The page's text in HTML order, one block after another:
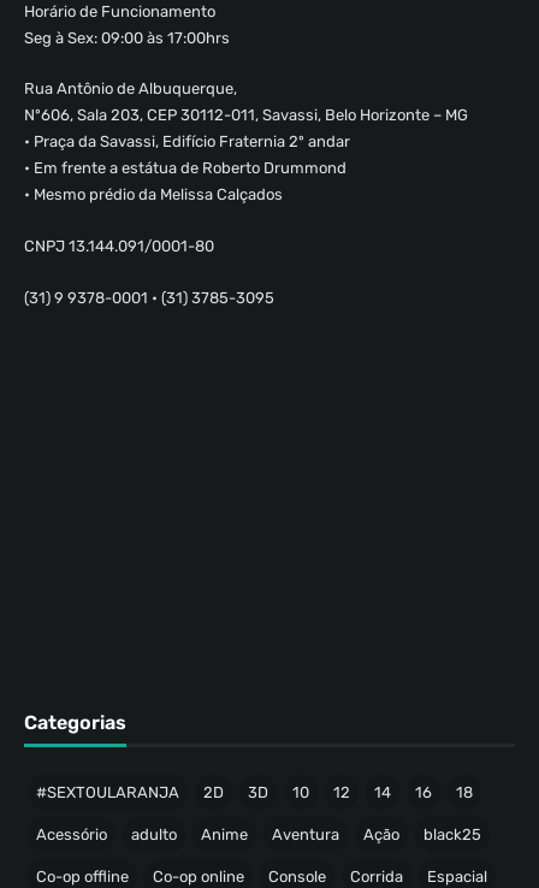
Horário de Funcionamento
Seg à Sex: 09:00 às 17:00hrs
Rua Antônio de Albuquerque,
Nº606, Sala 203, CEP 30112-011, Savassi, Belo Horizonte – MG
• Praça da Savassi, Edifício Fraternia 2º andar
• Em frente a estátua de Roberto Drummond
• Mesmo prédio da Melissa Calçados
CNPJ 13.144.091/0001-80
(31) 9 9378-0001 • (31) 3785-3095
Categorias
#SEXTOULARANJA 2D 3D 10 12 14 16 18
Acessório adulto Anime Aventura Ação black25
Co-op offline Co-op online Console Corrida Espacial